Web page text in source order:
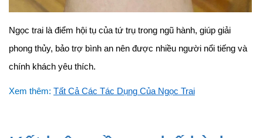
Ngọc trai là điểm hội tụ của tứ trụ trong ngũ hành, giúp giải
phong thủy, bảo trợ bình an nên được nhiều người nổi tiếng và
chính khách yêu thích.
Xem thêm: Tất Cả Các Tác Dụng Của Ngọc Trai